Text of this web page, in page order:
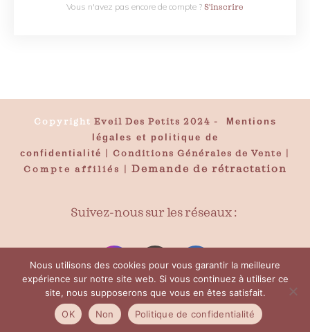
Vous n'avez pas encore de compte ? S'inscrire
Copyright Eveil Des Petits 2024 -
Mentions
légales et politique de
confidentialité
Conditions Générales de Vente
Compte affiliés
Demande de rétractation
Suivez-nous sur les réseaux :
Nous utilisons des cookies pour vous garantir la meilleure
expérience sur notre site web. Si vous continuez à utiliser ce
site, nous supposerons que vous en êtes satisfait.
OK
Non Politique de confidentialité